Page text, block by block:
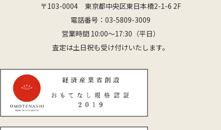
〒103-0004 東京都中央区東日本橋2-1-6 2F
電話番号： 03-5809-3009
営業時間 10:00〜17:30（平日）
査定は土日祝も受け付けいたします。